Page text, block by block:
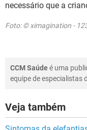
necessário que a
Foto: © ximagination -
CCM Saúdeé uma
equipe de especialistas
Veja também